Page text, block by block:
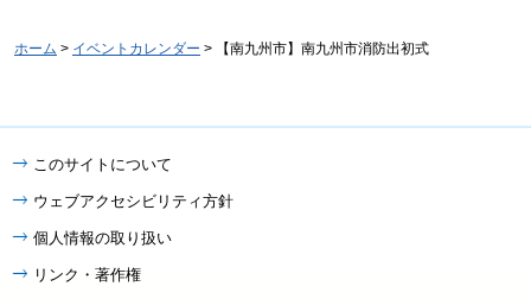
ホーム > イベントカレンダー > 【南九州市】南九州市消防出初式
このサイトについて
ウェブアクセシビリティ方針
個人情報の取り扱い
リンク・著作権